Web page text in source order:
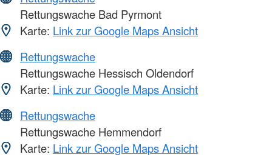
Rettungswache Bad Pyrmont
Karte: Link zur Google Maps Ansicht
Rettungswache
Rettungswache Hessisch Oldendorf
Karte: Link zur Google Maps Ansicht
Rettungswache
Rettungswache Hemmendorf
Karte: Link zur Google Maps Ansicht